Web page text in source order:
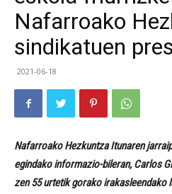
Nafarroako
sindikatuen
2021-06-18
Nafarroako Hezkuntza Itunaren
egindako informazio-bileran, Carlos
zen 55 urtetik gorako irakasleendako